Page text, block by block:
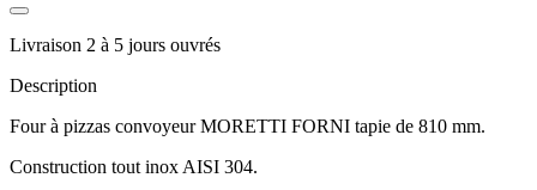
Livraison 2 à 5 jours ouvrés
Description
Four à pizzas convoyeur MORETTI FORNI tapie de 810 mm.
Construction tout inox AISI 304.